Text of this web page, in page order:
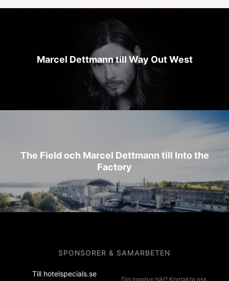
Marcel Dettmann till Way Out West
The Field och Marcel Dettmann till Into the
Factory
SPONSORER & SAMARBETEN
Till hotelspecials.se
Din logotyp här? Kontakta oss.